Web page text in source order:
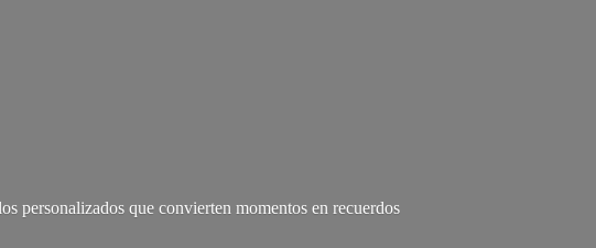
personalizados que convierten momentos en recuerdos